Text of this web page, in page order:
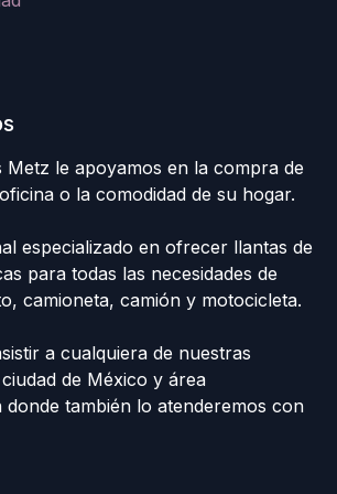
Metz le apoyamos en la compra de
o la comodidad de su hogar.
especializado en ofrecer llantas de
para todas las necesidades de
camioneta, camión y motocicleta.
a cualquiera de nuestras
de México y área
donde también lo atenderemos con